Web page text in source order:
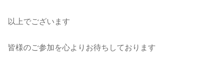
以上でございます
皆様のご参加を心よりお待ちしております